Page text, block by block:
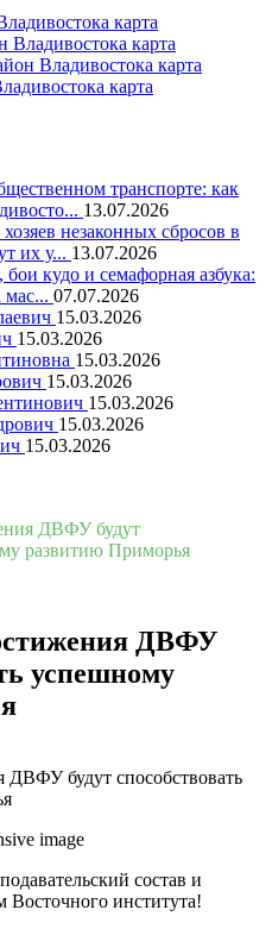
карта
Владивостока карта
Владивостока карта
карта
транспорте: как
13.07.2026
незаконных сбросов в
их у... 13.07.2026
кудо и семафорная азбука:
мас... 07.07.2026
15.03.2026
15.03.2026
15.03.2026
15.03.2026
15.03.2026
15.03.2026
15.03.2026
ДВФУ будут
развитию Приморья
ДВФУ
успешному
состав и
института!